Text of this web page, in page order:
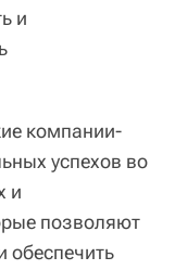
и
компании-
успехов во
и
позволяют
обеспечить